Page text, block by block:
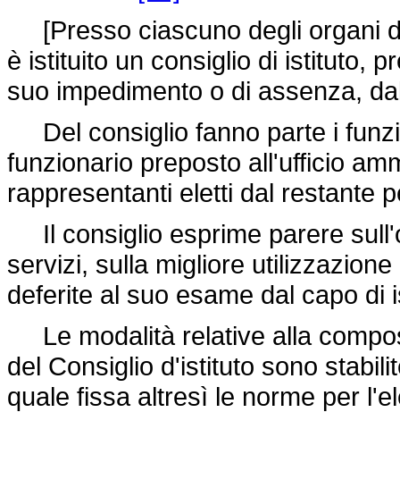
[Presso ciascuno degli organi
è istituito un consiglio di istituto,
suo impedimento o di assenza,
Del consiglio fanno parte i
funzionario preposto all'ufficio
rappresentanti eletti dal restante
Il consiglio esprime parere
servizi, sulla migliore
deferite al suo esame dal capo di
Le modalità relative alla
del Consiglio d'istituto sono
quale fissa altresì le norme per